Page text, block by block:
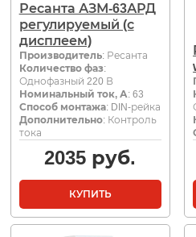
Ресанта АЗМ-63АРД
регулируемый (с
дисплеем)
Производитель: Ресанта
Количество фаз:
Однофазный 220 В
Номинальный ток, А: 63
Способ монтажа: DIN-рейка
Дополнительно: Контроль
тока
2035 руб.
КУПИТЬ